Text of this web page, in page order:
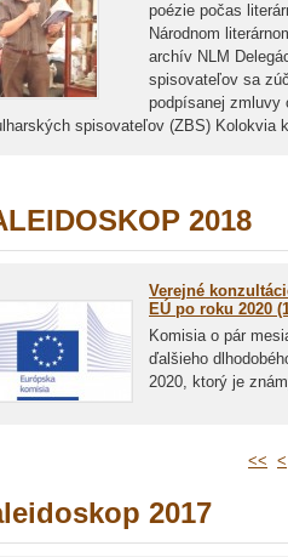
poézie počas
Národnom
archív NLM
spisovateľov sa
podpísanej zmluvy
spisovateľov (ZBS) Kolokvia
2018
Verejné
EÚ po roku 2020
Komisia o pár
ďalšieho
2020, ktorý je
<< <
2017